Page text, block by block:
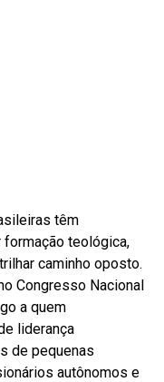
têm
teológica,
caminho oposto.
Congresso Nacional
a quem
liderança
de pequenas
autônomos e